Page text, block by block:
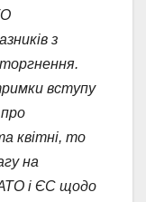
з
вступу
квітні, то
на
і ЄС щодо